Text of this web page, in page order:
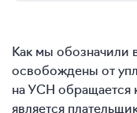
Как мы
освобождены от
на УСН обращается
является